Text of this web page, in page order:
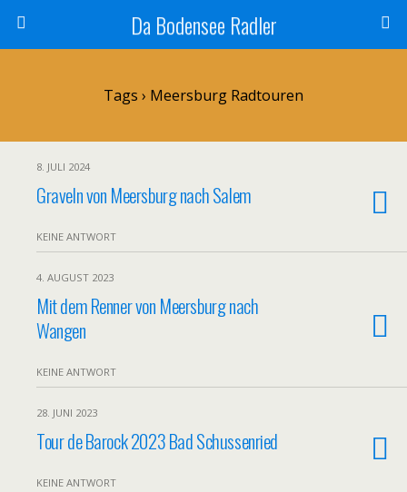
Da Bodensee Radler
Tags › Meersburg Radtouren
8. JULI 2024
Graveln von Meersburg nach Salem
KEINE ANTWORT
4. AUGUST 2023
Mit dem Renner von Meersburg nach
Wangen
KEINE ANTWORT
28. JUNI 2023
Tour de Barock 2023 Bad Schussenried
KEINE ANTWORT